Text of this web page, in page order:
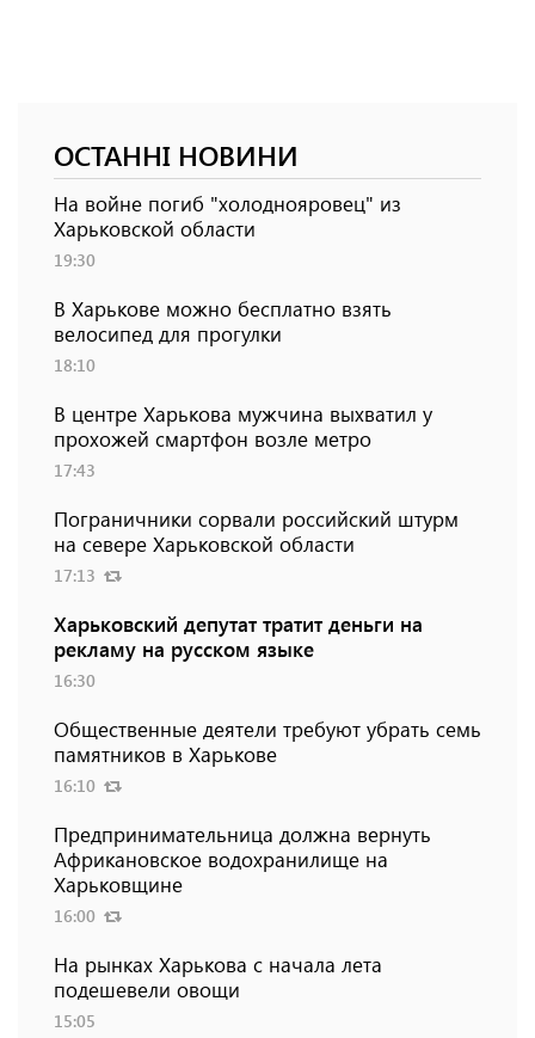
ОСТАННІ НОВИНИ
На войне погиб "холоднояровец" из
Харьковской области
19:30
В Харькове можно бесплатно взять
велосипед для прогулки
18:10
В центре Харькова мужчина выхватил у
прохожей смартфон возле метро
17:43
Пограничники сорвали российский штурм
на севере Харьковской области
17:13
Харьковский депутат тратит деньги на
рекламу на русском языке
16:30
Общественные деятели требуют убрать семь
памятников в Харькове
16:10
Предпринимательница должна вернуть
Африкановское водохранилище на
Харьковщине
16:00
На рынках Харькова с начала лета
подешевели овощи
15:05